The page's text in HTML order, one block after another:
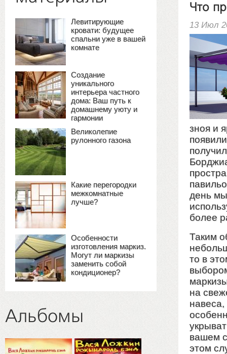
Левитирующие
кровати: будущее
спальни уже в вашей
комнате
Создание
уникального
интерьера частного
дома: Ваш путь к
домашнему уюту и
гармонии
Великолепие
рулонного газона
Какие перегородки
межкомнатные
лучше?
Особенности
изготовления маркиз.
Могут ли маркизы
заменить собой
кондиционер?
Альбомы
Что
13 Июл
зноя и
день
более
Таким
то в
на
навеса,
вашем
этом